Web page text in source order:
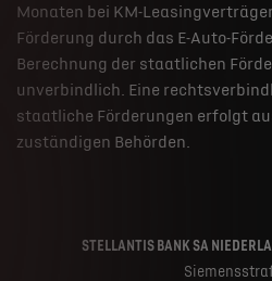
Monaten bei KM-
Förderung durch das E-Auto-
Berechnung der staatlichen
unverbindlich. Eine
staatliche Förderungen erfolgt
zuständigen Behörden.
STELLANTIS BANK SA